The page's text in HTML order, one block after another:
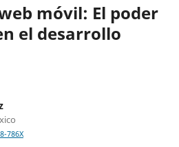
móvil: El poder
el desarrollo
786X